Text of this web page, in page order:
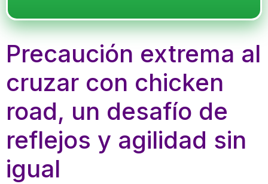
Precaución extrema al
cruzar con chicken
road, un desafío de
reflejos y agilidad sin
igual